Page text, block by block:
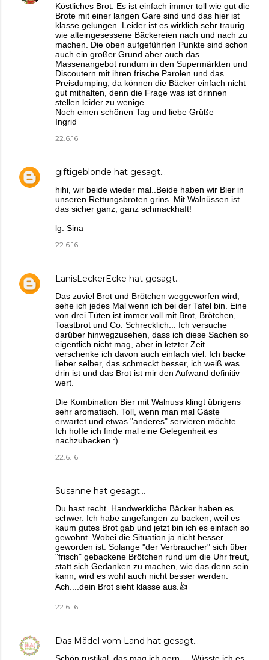
Köstliches Brot. Es ist einfach immer toll wie gut die
Brote mit einer langen Gare sind und das hier ist
klasse gelungen. Leider ist es wirklich sehr traurig
wie alteingesessene Bäckereien nach und nach zu
machen. Die oben aufgeführten Punkte sind schon
auch ein großer Grund aber auch das
Massenangebot rundum in den Supermärkten und
Discoutern mit ihren frische Parolen und das
Preisdumping, da können die Bäcker einfach nicht
gut mithalten, denn die Frage was ist drinnen
stellen leider zu wenige.
Noch einen schönen Tag und liebe Grüße
Ingrid
22.6.16
giftigeblonde hat gesagt…
hihi, wir beide wieder mal..Beide haben wir Bier in
unseren Rettungsbroten grins. Mit Walnüssen ist
das sicher ganz, ganz schmackhaft!
lg. Sina
22.6.16
LanisLeckerEcke hat gesagt…
Das zuviel Brot und Brötchen weggeworfen wird,
sehe ich jedes Mal wenn ich bei der Tafel bin. Eine
von drei Tüten ist immer voll mit Brot, Brötchen,
Toastbrot und Co. Schrecklich... Ich versuche
darüber hinwegzusehen, dass ich diese Sachen so
eigentlich nicht mag, aber in letzter Zeit
verschenke ich davon auch einfach viel. Ich backe
lieber selber, das schmeckt besser, ich weiß was
drin ist und das Brot ist mir den Aufwand definitiv
wert.
Die Kombination Bier mit Walnuss klingt übrigens
sehr aromatisch. Toll, wenn man mal Gäste
erwartet und etwas "anderes" servieren möchte.
Ich hoffe ich finde mal eine Gelegenheit es
nachzubacken :)
22.6.16
Susanne hat gesagt…
Du hast recht. Handwerkliche Bäcker haben es
schwer. Ich habe angefangen zu backen, weil es
kaum gutes Brot gab und jetzt bin ich es einfach so
gewohnt. Wobei die Situation ja nicht besser
geworden ist. Solange "der Verbraucher" sich über
"frisch" gebackene Brötchen rund um die Uhr freut,
statt sich Gedanken zu machen, wie das denn sein
kann, wird es wohl auch nicht besser werden.
Ach....dein Brot sieht klasse aus.👍
22.6.16
Das Mädel vom Land hat gesagt…
Schön rustikal, das mag ich gern ... Wüsste ich es